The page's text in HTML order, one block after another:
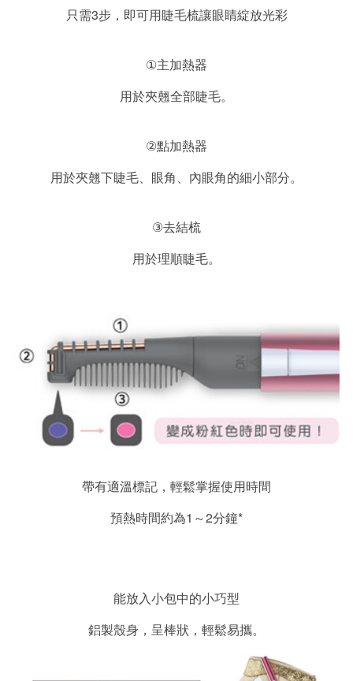
只需3步，即可用睫毛梳讓眼睛綻放光彩
①主加熱器
用於夾翹全部睫毛。
②點加熱器
用於夾翹下睫毛、眼角、內眼角的細小部分。
③去結梳
用於理順睫毛。
帶有適溫標記，輕鬆掌握使用時間
預熱時間約為1 ～2分鐘*
能放入小包中的小巧型
鋁製殼身，呈棒狀，輕鬆易攜。